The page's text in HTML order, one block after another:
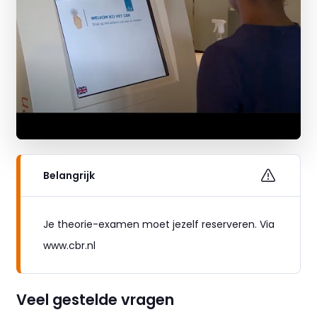
Belangrijk
Je theorie-examen moet jezelf reserveren. Via
www.cbr.nl
Veel gestelde vragen